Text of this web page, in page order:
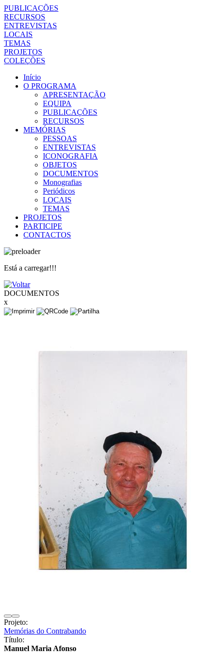
PUBLICAÇÕES
RECURSOS
ENTREVISTAS
LOCAIS
TEMAS
PROJETOS
COLEÇÕES
Início
O PROGRAMA
APRESENTAÇÃO
EQUIPA
PUBLICAÇÕES
RECURSOS
MEMÓRIAS
PESSOAS
ENTREVISTAS
ICONOGRAFIA
OBJETOS
DOCUMENTOS
Monografias
Periódicos
LOCAIS
TEMAS
PROJETOS
PARTICIPE
CONTACTOS
Está a carregar!!!
DOCUMENTOS
x
Projeto:
Memórias do Contrabando
Título:
Manuel Maria Afonso